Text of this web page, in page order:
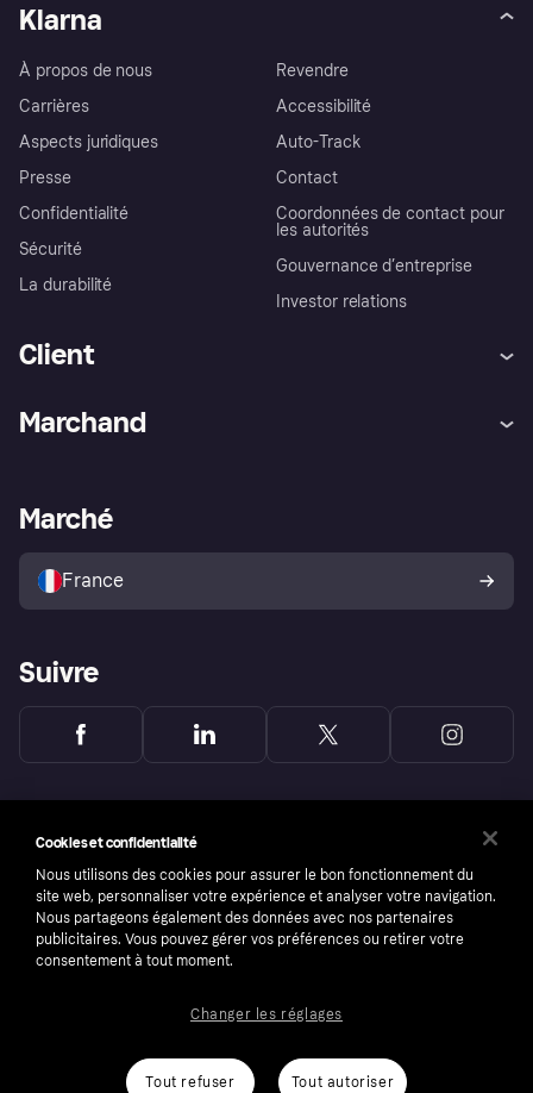
Klarna
À propos de nous
Carrières
Aspects juridiques
Presse
Confidentialité
Sécurité
La durabilité
Revendre
Accessibilité
Auto-Track
Contact
Coordonnées de contact pour
les autorités
Gouvernance d’entreprise
Investor relations
Client
Explorez les magasins
Politique de protection de
l’acheteur Klarna
Marchand
Portail Marchand
Marché
France
Suivre
number: 556737-0431
Cookies et confidentialité
Nous utilisons des cookies pour assurer le bon fonctionnement du
site web, personnaliser votre expérience et analyser votre navigation.
Nous partageons également des données avec nos partenaires
publicitaires. Vous pouvez gérer vos préférences ou retirer votre
consentement à tout moment.
Tout refuser Tout autoriser
Changer les réglages